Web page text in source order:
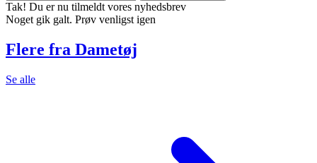
Tak! Du er nu tilmeldt vores nyhedsbrev
Noget gik galt. Prøv venligst igen
Flere fra Dametøj
Se alle